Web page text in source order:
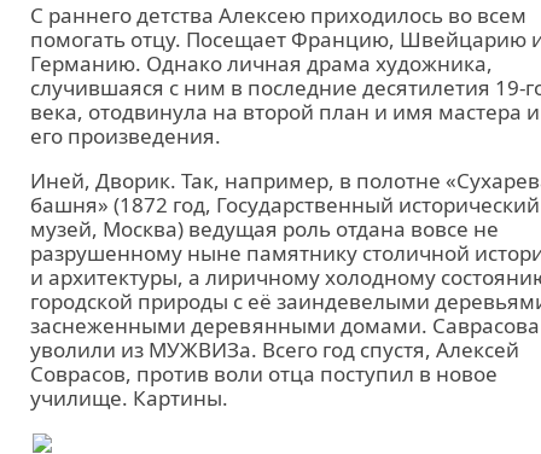
С раннего детства Алексею приходилось во всем
помогать отцу. Посещает Францию, Швейцарию
Германию. Однако личная драма художника,
случившаяся с ним в последние десятилетия 19-
века, отодвинула на второй план и имя мастера и
его произведения.
Иней, Дворик. Так, например, в полотне
башня» (1872 год, Государственный исторический
музей, Москва) ведущая роль отдана вовсе не
разрушенному ныне памятнику столичной
и архитектуры, а лиричному холодному
городской природы с её заиндевелыми
заснеженными деревянными домами. Саврасова
уволили из МУЖВИЗа. Всего год спустя, Алексей
Соврасов, против воли отца поступил в новое
училище. Картины.